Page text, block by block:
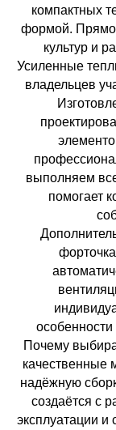
компактных
формой.
культур и
Усиленные
владельцев
выполняем
помогает
Почему
качественные
надёжную
создаётся с
эксплуатации и